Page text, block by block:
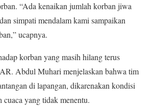
“Ada kenaikan jumlah korban jiwa
simpati mendalam kami sampaikan
ucapnya.
korban yang masih hilang terus
Abdul Muhari menjelaskan bahwa tim
di lapangan, dikarenakan kondisi
cuaca yang tidak menentu.